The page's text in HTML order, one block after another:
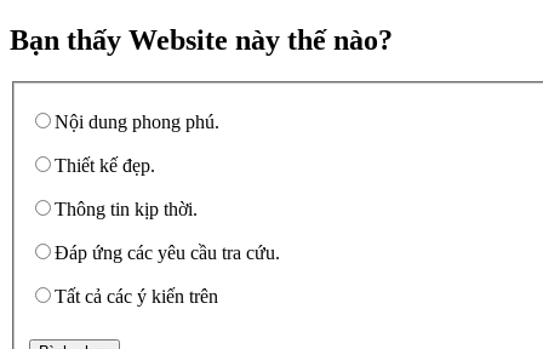
Bạn thấy Website này thế nào?
Nội dung phong phú.
Thiết kế đẹp.
Thông tin kịp thời.
Đáp ứng các yêu cầu tra cứu.
Tất cả các ý kiến trên